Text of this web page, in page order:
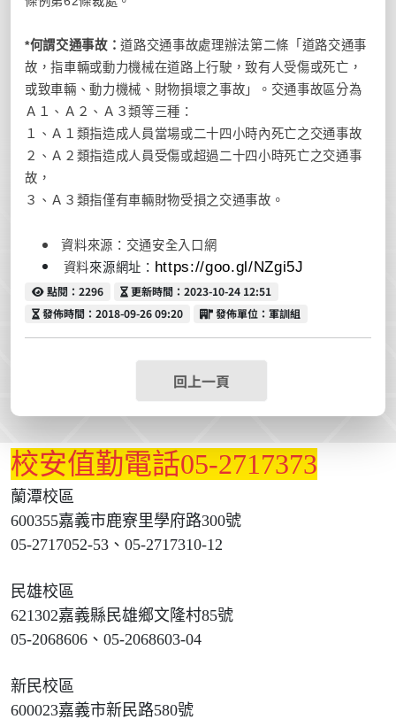
*何謂交通事故：道路交通事故處理辦法第二條「道路交通事
故，指車輛或動力機械在道路上行駛，致有人受傷或死亡，
或致車輛、動力機械、財物損壞之事故」。交通事故區分為
Ａ１、Ａ２、Ａ３類等三種：
１、Ａ１類指造成人員當場或二十四小時內死亡之交通事故
２、Ａ２類指造成人員受傷或超過二十四小時死亡之交通事
故，
３、Ａ３類指僅有車輛財物受損之交通事故。
資料來源：交通安全入口網
資料來源網址： https://goo.gl/NZgi5J
點閱
點閱：2296 更新時間
更新時間：2023-10-24 12:51
發佈時間
發佈時間：2018-09-26 09:20 發佈單位
發佈單位：軍訓組
回上一頁
校安值勤電話05-2717373
蘭潭校區
600355嘉義市鹿寮里學府路300號
05-2717052-53、05-2717310-12
民雄校區
621302嘉義縣民雄鄉文隆村85號
05-2068606、05-2068603-04
新民校區
600023嘉義市新民路580號